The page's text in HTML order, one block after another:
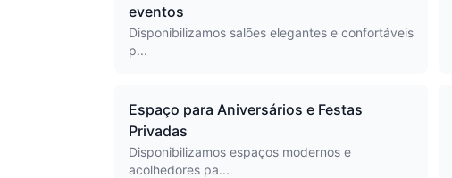
eventos
Disponibilizamos salões elegantes e confortáveis
p...
Espaço para Aniversários e Festas
Privadas
Disponibilizamos espaços modernos e
acolhedores pa...